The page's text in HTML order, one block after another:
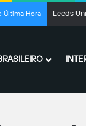
Última Hora Leeds